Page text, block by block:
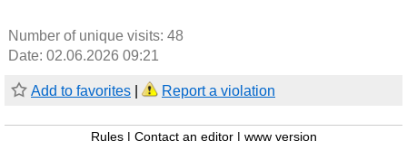
Number of unique visits: 48
Date: 02.06.2026 09:21
Add to favorites Report a violation
Rules Contact an editor www version